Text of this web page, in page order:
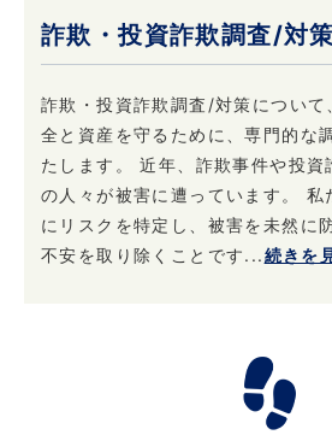
当社の権利や財産を保護する目
とがあります。
4. 個人情報はいつでも変更・
きます
当社は、ご本人からお申し出
ご本人様確認後登録情報の開示
ービスが発生する場合がありま
詐欺・投資詐欺調査/対策
詐欺・投資詐欺調査/対策について
全と資産を守るために、専門的な
たします。 近年、詐欺事件や投資
の人々が被害に遭っています。 私
にリスクを特定し、被害を未然に
不安を取り除くことです...続きを